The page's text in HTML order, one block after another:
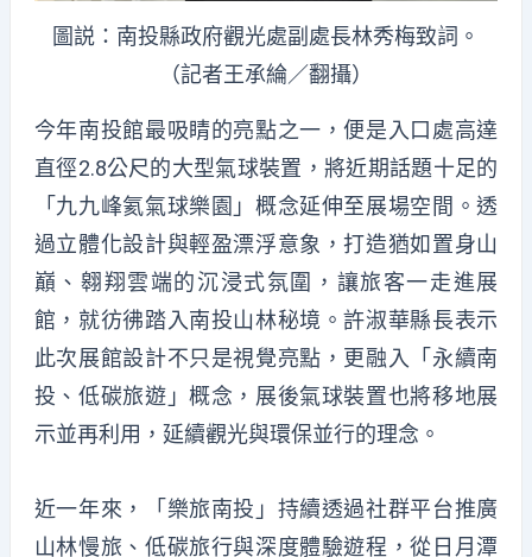
圖説：南投縣政府觀光處副處長林秀梅致詞。
（記者王承綸／翻攝）
今年南投館最吸睛的亮點之一，便是入口處高達
直徑2.8公尺的大型氣球裝置，將近期話題十足的
「九九峰氦氣球樂園」概念延伸至展場空間。透
過立體化設計與輕盈漂浮意象，打造猶如置身山
巔、翱翔雲端的沉浸式氛圍，讓旅客一走進展
館，就彷彿踏入南投山林秘境。許淑華縣長表示
此次展館設計不只是視覺亮點，更融入「永續南
投、低碳旅遊」概念，展後氣球裝置也將移地展
示並再利用，延續觀光與環保並行的理念。
近一年來，「樂旅南投」持續透過社群平台推廣
山林慢旅、低碳旅行與深度體驗遊程，從日月潭